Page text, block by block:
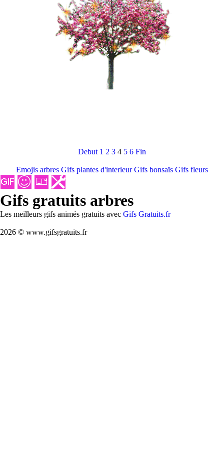
Debut 1 2 3 4 5 6 Fin
Emojis arbres Gifs plantes d'interieur Gifs bonsaïs Gifs fleurs
Gifs gratuits arbres
Les meilleurs gifs animés gratuits avec Gifs Gratuits.fr
2026 © www.gifsgratuits.fr